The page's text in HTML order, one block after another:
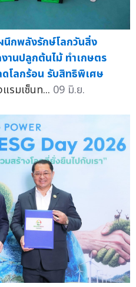
นึกพลังรักษ์โลกวันสิ่ง
านปลูกต้นไม้ ทำเกษตร
โลกร้อน รับสิทธิพิเศษ
รมเซ็นท... 09 มิ.ย.